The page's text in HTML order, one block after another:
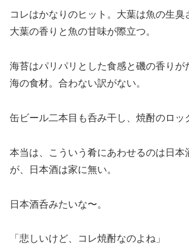
コレはかなりのヒット。大葉は魚の生臭
大葉の香りと魚の甘味が際立つ。
海苔はパリパリとした食感と磯の香りが
海の食材。合わない訳がない。
缶ビール二本目も呑み干し、焼酎のロッ
本当は、こういう肴にあわせるのは日本
が、日本酒は家に無い。
日本酒呑みたいな〜。
「悲しいけど、コレ焼酎なのよね」